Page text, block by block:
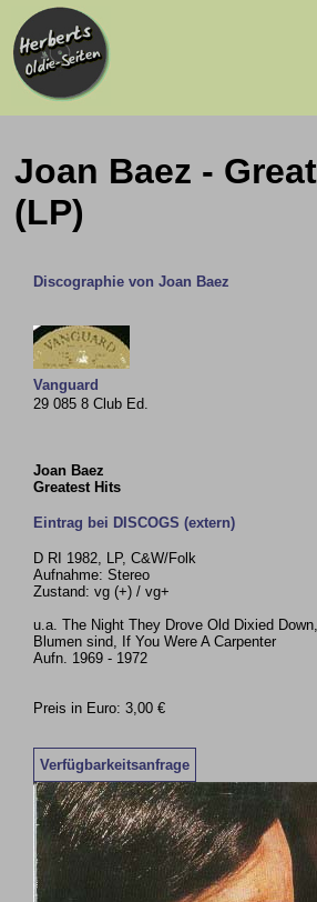
Joan Baez -
(LP)
Discographie von Joan Baez
Vanguard
29 085 8 Club Ed.
Joan Baez
Greatest Hits
Eintrag bei DISCOGS (extern)
D RI 1982, LP, C&W/Folk
Aufnahme: Stereo
Zustand: vg (+) / vg+
u.a. The Night They Drove Old Dixied
Blumen sind, If You Were A Carpenter
Aufn. 1969 - 1972
Preis in Euro: 3,00 €
Verfügbarkeitsanfrage